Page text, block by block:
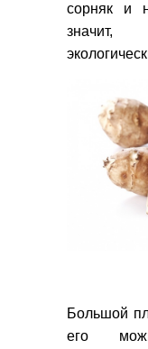
сорняк и
значит,
Большой
его